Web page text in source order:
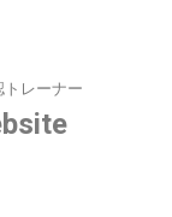
トレーナー